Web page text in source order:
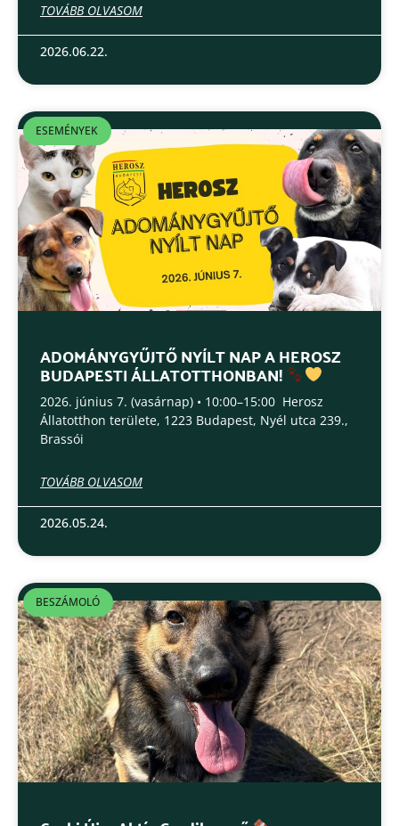
TOVÁBB OLVASOM
2026.06.22.
ESEMÉNYEK
ADOMÁNYGYŰJTŐ NYÍLT NAP A HEROSZ
BUDAPESTI ÁLLATOTTHONBAN!
2026. június 7. (vasárnap) • 10:00–15:00 Herosz
Állatotthon területe, 1223 Budapest, Nyél utca 239.,
Brassói
TOVÁBB OLVASOM
2026.05.24.
BESZÁMOLÓ